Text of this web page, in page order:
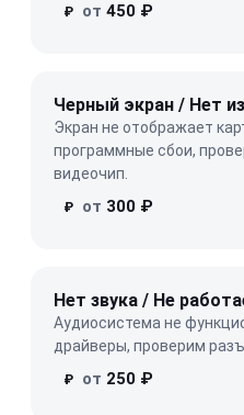
₽ от 450 ₽
Черный экран / Нет
Экран не отображает
программные сбои,
видеочип.
₽ от 300 ₽
Нет звука / Не
Аудиосистема не
драйверы, проверим
₽ от 250 ₽